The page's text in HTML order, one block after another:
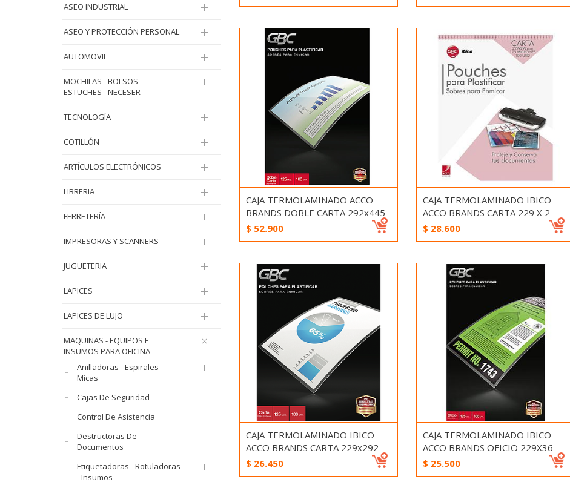
ASEO INDUSTRIAL
ASEO Y PROTECCIÓN PERSONAL
AUTOMOVIL
MOCHILAS - BOLSOS -
ESTUCHES - NECESER
TECNOLOGÍA
COTILLÓN
ARTÍCULOS ELECTRÓNICOS
LIBRERIA
FERRETERÍA
IMPRESORAS Y SCANNERS
JUGUETERIA
LAPICES
LAPICES DE LUJO
MAQUINAS - EQUIPOS E
INSUMOS PARA OFICINA
Anilladoras - Espirales -
Micas
Cajas De Seguridad
Control De Asistencia
Destructoras De
Documentos
Etiquetadoras - Rotuladoras
- Insumos
CAJA TERMOLAMINADO ACCO
BRANDS DOBLE CARTA 292x445
$ 52.900
CAJA TERMOLAMINADO IBICO
ACCO BRANDS CARTA 229 X 2
$ 28.600
CAJA TERMOLAMINADO IBICO
ACCO BRANDS CARTA 229x292
$ 26.450
CAJA TERMOLAMINADO IBICO
ACCO BRANDS OFICIO 229X36
$ 25.500